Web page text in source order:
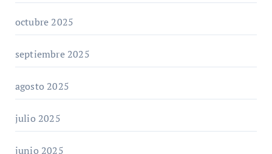
octubre 2025
septiembre 2025
agosto 2025
julio 2025
junio 2025